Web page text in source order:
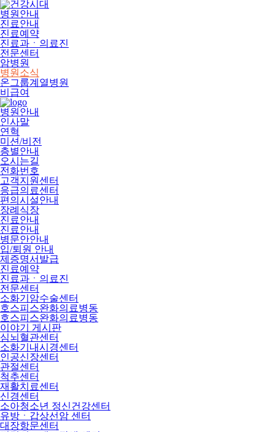
병원안내
진료안내
진료예약
진료과ㆍ의료진
전문센터
암병원
병원소식
온그룹계열병원
비급여
병원안내
인사말
연혁
미션/비전
층별안내
오시는길
전화번호
고객지원센터
응급의료센터
편의시설안내
장례식장
진료안내
진료안내
병문안안내
입/퇴원 안내
제증명서발급
진료예약
진료과ㆍ의료진
전문센터
소화기암수술센터
호스피스완화의료병동
호스피스완화의료병동
이야기 게시판
심뇌혈관센터
소화기내시경센터
인공신장센터
관절센터
척추센터
재활치료센터
신경센터
소아청소년 정신건강센터
유방ㆍ갑상선암 센터
대장항문센터